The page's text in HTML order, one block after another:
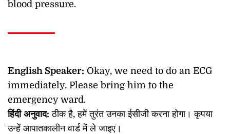
blood pressure.
English Speaker: Okay, we need to do an ECG
immediately. Please bring him to the
emergency ward.
हिंदी अनुवाद: ठीक है, हमें तुरंत उनका ईसीजी करना होगा। कृपया
उन्हें आपातकालीन वार्ड में ले जाइए।